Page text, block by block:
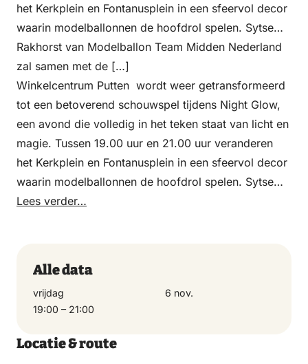
het Kerkplein en Fontanusplein in een sfeervol decor
waarin modelballonnen de hoofdrol spelen. Sytse
Rakhorst van Modelballon Team Midden Nederland
zal samen met de […]
Winkelcentrum Putten wordt weer getransformeerd
tot een betoverend schouwspel tijdens Night Glow,
een avond die volledig in het teken staat van licht en
magie. Tussen 19.00 uur en 21.00 uur veranderen
het Kerkplein en Fontanusplein in een sfeervol decor
waarin modelballonnen de hoofdrol spelen. Sytse
Rakhorst van Modelballon Team Midden Nederland
uitgekozen muziek.
Lees verder…
Alle data
vrijdag
6 nov.
19:00 – 21:00
Locatie & route